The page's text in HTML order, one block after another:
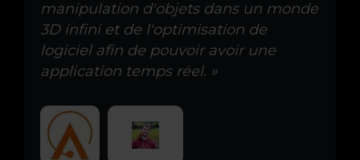
manipulation d'objets dans un monde
3D infini et de l'optimisation de
logiciel afin de pouvoir avoir une
application temps réel. »